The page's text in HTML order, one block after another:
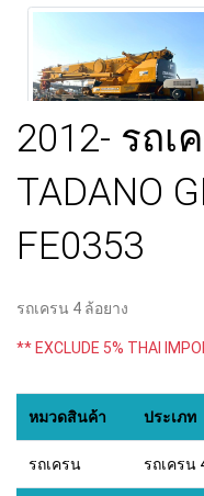
2012- รถเ
TADANO
FE0353
รถเครน 4 ล้อยาง
** EXCLUDE 5% THAI
หมวดสินค้า ประเภท
รถเครน รถเครน